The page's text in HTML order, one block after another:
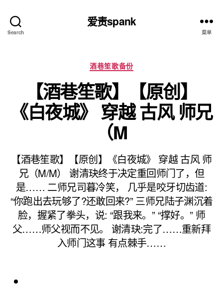
Search
爱责spank
菜单
分
类
酒巷笙歌备份
【酒巷笙歌】【原创】
《白夜城》 穿越 古风 师兄
（M
【酒巷笙歌】【原创】《白夜城》 穿越 古风 师
兄（M/M） 谢清玦终于决定重回师门了，但
是…… 二师兄司暮冷笑， 几乎是咬牙切齿道:
“你跑出去玩够了?还敢回来?” 三师兄陆子渊沉着
脸，握紧了拳头，说: “跟我来。” “撑好。” 师
父……师父视而不见。 谢清玦:完了……重新拜
入师门这事 有点棘手……